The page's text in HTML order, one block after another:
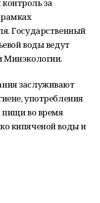
за
Государственный
воды ведут
Минэкологии.
заслуживают
употребления
пищи во время
кипяченой воды и